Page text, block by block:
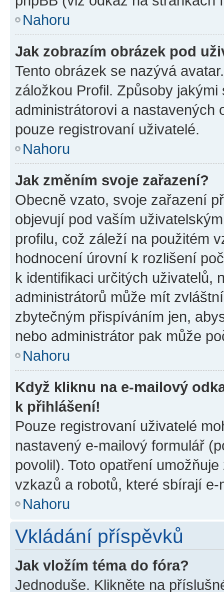
Nahoru
Jak zobrazím obrázek pod
Tento obrázek se nazývá
záložkou Profil. Způsoby
administrátorovi a nastavených
pouze registrovaní uživatelé.
Nahoru
Jak změním svoje zařazení?
Obecně vzato, svoje zařazení
objevují pod vaším
profilu, což záleží na použitém
hodnocení úrovní k rozlišení
k identifikaci určitých uživatelů,
administrátorů může mít
zbytečným přispíváním jen,
nebo administrátor pak může
Nahoru
Když kliknu na e-mailový
k přihlášení!
Pouze registrovaní uživatelé
nastavený e-mailový formulář
povolil). Toto opatření
vzkazů a robotů, které sbírají e-
Nahoru
Vkládání příspěvků
Jak vložím téma do fóra?
Jednoduše. Klikněte na